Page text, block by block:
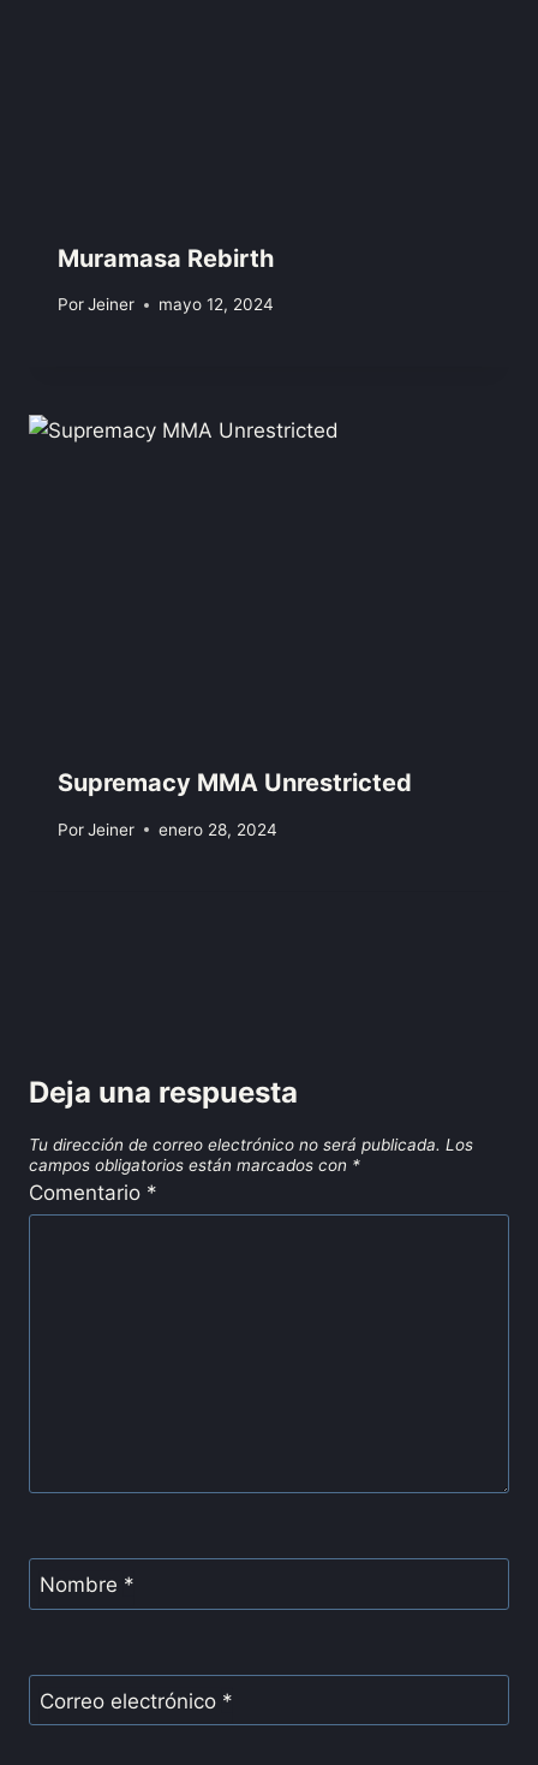
Muramasa Rebirth
PorJeiner mayo 12, 2024
Supremacy MMA Unrestricted
PorJeiner enero 28, 2024
Deja una respuesta
Tu dirección de correo electrónico no será publicada. Los
campos obligatorios están marcados con *
Comentario *
Nombre *
Correo electrónico *